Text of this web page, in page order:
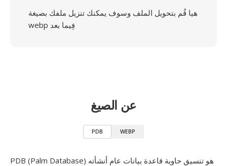
هيا قُم بتحويل الملف وسوف يمكنك تنزيل ملفك بصيغة
webp فِيما بعد
عن الصيغ
PDB WEBP
PDB (Palm Database) هو تنسيق حاوية قاعدة بيانات عام أنشأته